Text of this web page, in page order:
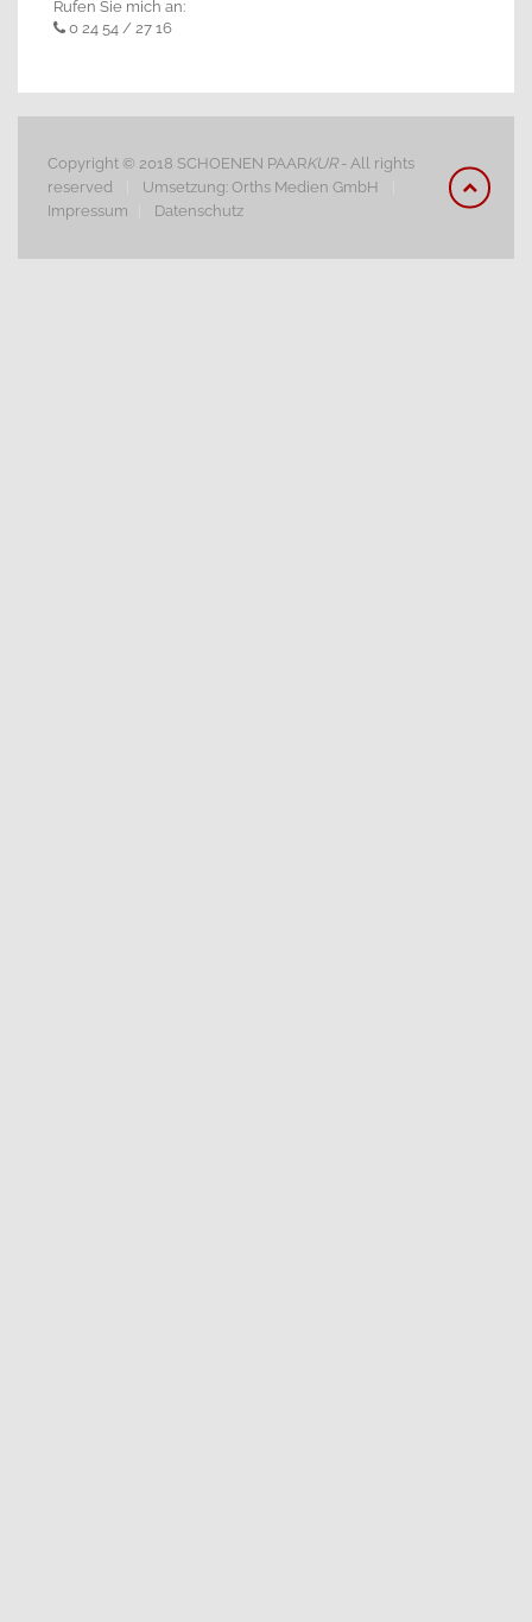
Rufen Sie mich an:
0 24 54 / 27 16
Copyright © 2018 SCHOENEN PAARKUR- All rights
reserved
Umsetzung: Orths Medien GmbH
Impressum
Datenschutz